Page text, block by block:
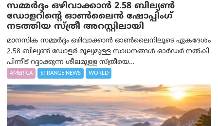
സമ്മര്‍ദ്ദം ഒഴിവാക്കാന്‍ 2.58 ബില്യൺ
ഡോളറിന്റെ ഓണ്‍ലൈന്‍ ഷോപ്പിംഗ്
നടത്തിയ സ്ത്രീ അറസ്റ്റിലായി
മാനസിക സമ്മര്‍ദ്ദം ഒഴിവാക്കാന്‍ ഓണ്‍ലൈനിലൂടെ ഏകദേശം
2.58 ബില്യൺ ഡോളർ മൂല്യമുള്ള സാധനങ്ങള്‍ ഓര്‍ഡര്‍ നല്‍കി
പിന്നീട് റദ്ദാക്കുന്ന ശീലമുള്ള സ്ത്രീയെ...
AMERICA STRANGE NEWS WORLD